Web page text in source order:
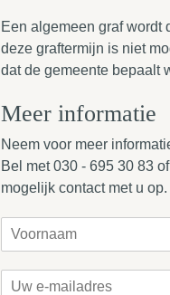
Een algemeen graf wordt
deze graftermijn is niet
dat de gemeente bepaalt
Meer informatie
Neem voor meer
Bel met 030 - 695 30 83
mogelijk contact met u op.
U
e